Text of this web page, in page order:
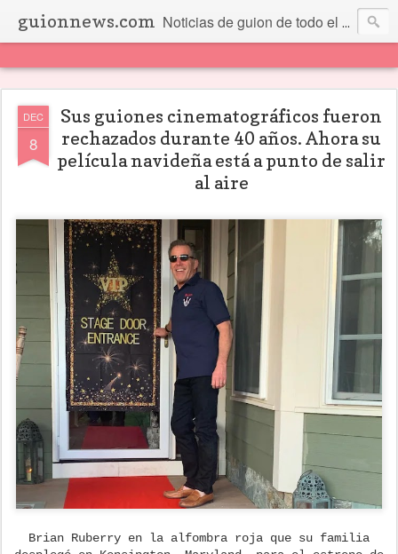
guionnews.com Noticias de guion de todo el mundo... Y más.
DEC
8
Sus guiones cinematográficos fueron
rechazados durante 40 años. Ahora su
película navideña está a punto de salir
al aire
Brian Ruberry en la alfombra roja que su familia